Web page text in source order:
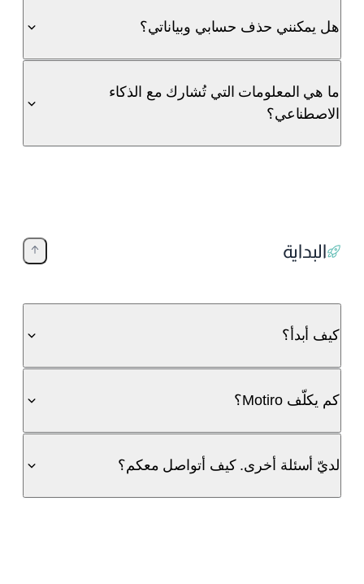
هل يمكنني حذف حسابي وبياناتي؟
ما هي المعلومات التي تُشارك مع الذكاء
الاصطناعي؟
البداية
كيف أبدأ؟
كم يكلّف Motiro؟
لديّ أسئلة أخرى. كيف أتواصل معكم؟